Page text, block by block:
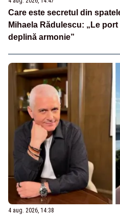
Care este secretul din
Mihaela Rădulescu: „Le
deplină armonie”
4 aug. 2026, 14:38